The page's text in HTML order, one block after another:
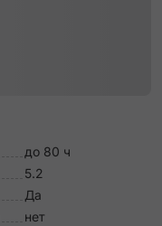
до 80 ч
5.2
Да
нет